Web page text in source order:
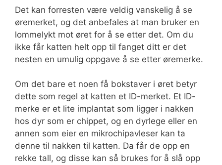
Det kan forresten være veldig vanskelig å se
øremerket, og det anbefales at man bruker en
lommelykt mot øret for å se etter det. Om du
ikke får katten helt opp til fanget ditt er det
nesten en umulig oppgave å se etter øremerke.
Om det bare et noen få bokstaver i øret betyr
dette som regel at katten et ID-merket. Et ID-
merke er et lite implantat som ligger i nakken
hos dyr som er chippet, og en dyrlege eller en
annen som eier en mikrochipavleser kan ta
denne til nakken til katten. Da får de opp en
rekke tall, og disse kan så brukes for å slå opp